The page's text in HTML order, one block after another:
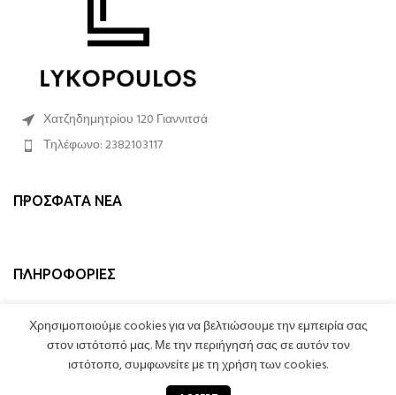
Χατζηδημητρίου 120 Γιαννιτσά
Τηλέφωνο: 2382103117
ΠΡΌΣΦΑΤΑ ΝΈΑ
ΠΛΗΡΟΦΟΡΊΕΣ
ΛΟΓΑΡΙΑΣΜΌΣ
2023 CREATED BYLEXICON SOFTWARE
Χρησιμοποιούμε cookies για να βελτιώσουμε την εμπειρία σας
στον ιστότοπό μας. Με την περιήγησή σας σε αυτόν τον
ιστότοπο, συμφωνείτε με τη χρήση των cookies.